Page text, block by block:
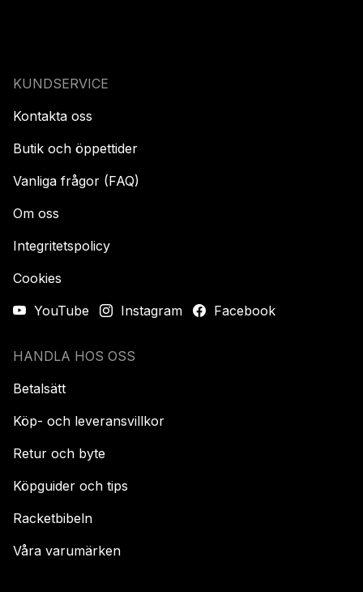
KUNDSERVICE
Kontakta oss
Butik och öppettider
Vanliga frågor (FAQ)
Om oss
Integritetspolicy
Cookies
YouTube
Instagram Facebook
HANDLA HOS OSS
Betalsätt
Köp- och leveransvillkor
Retur och byte
Köpguider och tips
Racketbibeln
Våra varumärken